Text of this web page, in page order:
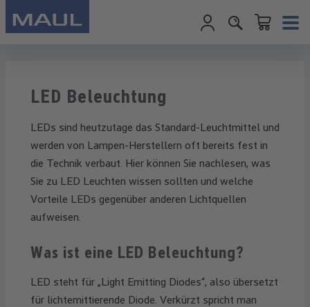
Warenkorb
LED Beleuchtung
LEDs sind heutzutage das Standard-Leuchtmittel und
werden von Lampen-Herstellern oft bereits fest in
die Technik verbaut. Hier können Sie nachlesen, was
Sie zu LED Leuchten wissen sollten und welche
Vorteile LEDs gegenüber anderen Lichtquellen
aufweisen.
Was ist eine LED Beleuchtung?
LED steht für „Light Emitting Diodes“, also übersetzt
für lichtemittierende Diode. Verkürzt spricht man